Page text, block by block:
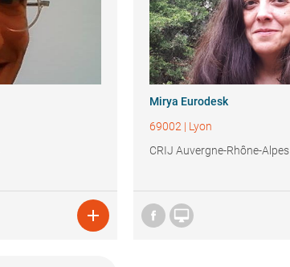

Mirya Eurodesk
69002 | Lyon
CRIJ Auvergne-Rhône-Alpes
